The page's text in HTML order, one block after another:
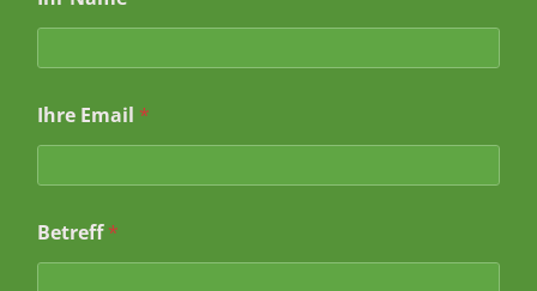
Ihre Email *
Betreff*